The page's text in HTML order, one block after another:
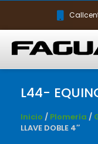
L44-
Inicio / Plomería /
LLAVE DOBLE 4″